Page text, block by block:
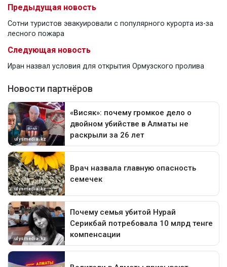
Предыдущая новость
Сотни туристов эвакуировали с популярного курорта из-за
лесного пожара
Следующая новость
Иран назвал условия для открытия Ормузского пролива